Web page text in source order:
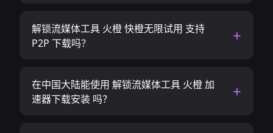
解锁流媒体工具 火橙 快橙无限试用 支持
P2P 下载吗？
在中国大陆能使用 解锁流媒体工具 火橙 加
速器下载安装 吗？